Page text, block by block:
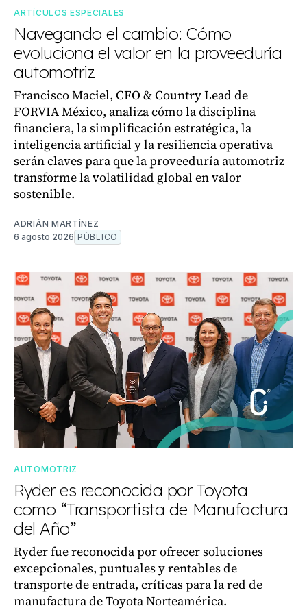
ARTÍCULOS ESPECIALES
Navegando el cambio: Cómo
evoluciona el valor en la proveeduría
automotriz
Francisco Maciel, CFO & Country Lead de
FORVIA México, analiza cómo la disciplina
financiera, la simplificación estratégica, la
inteligencia artificial y la resiliencia operativa
serán claves para que la proveeduría automotriz
transforme la volatilidad global en valor
sostenible.
ADRIÁN MARTÍNEZ
6 agosto 2026 PÚBLICO
AUTOMOTRIZ
Ryder es reconocida por Toyota
como “Transportista de Manufactura
del Año”
Ryder fue reconocida por ofrecer soluciones
excepcionales, puntuales y rentables de
transporte de entrada, críticas para la red de
manufactura de Toyota Norteamérica.